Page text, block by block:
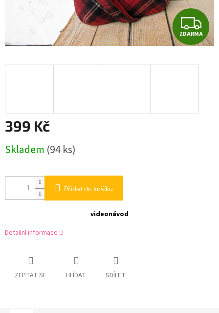
Z
D
ZDARMA
399 Kč
cena:
Skladem (94 ks)
Přidat do košíku
videonávod
Detailní informace
ZEPTAT SE HLÍDAT SDÍLET